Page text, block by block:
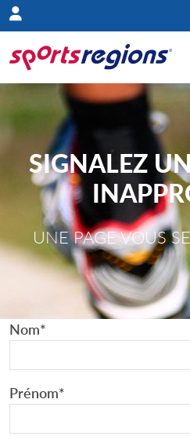
Panneau de gestion des cookies
SIGNALEZ
UNE PAGE VOUS
Nom*
Prénom*